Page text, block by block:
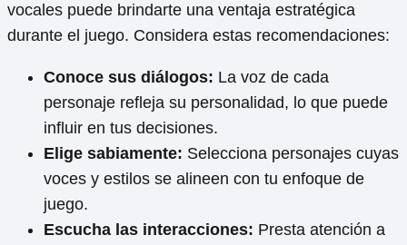
vocales puede brindarte una ventaja estratégica
durante el juego. Considera estas recomendaciones:
Conoce sus diálogos: La voz de cada
personaje refleja su personalidad, lo que puede
influir en tus decisiones.
Elige sabiamente: Selecciona personajes cuyas
voces y estilos se alineen con tu enfoque de
juego.
Escucha las interacciones: Presta atención a